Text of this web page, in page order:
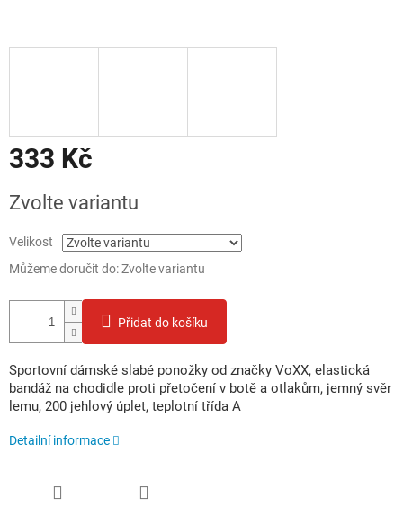
333 Kč
cena:
Zvolte variantu
Velikost
Můžeme doručit do:Zvolte variantu
Přidat do košíku
Sportovní dámské slabé ponožky od značky VoXX, elastická
bandáž na chodidle proti přetočení v botě a otlakům, jemný svěr
lemu, 200 jehlový úplet, teplotní třída A
Detailní informace